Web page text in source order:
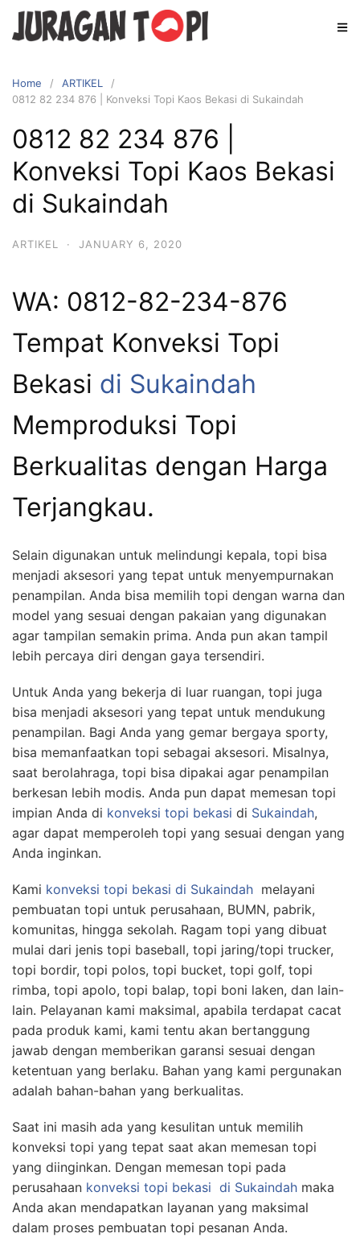
Skip
Home
ARTIKEL
0812 82 234 876 | Konveksi Topi Kaos Bekasi di Sukaindah
0812 82 234 876 |
Konveksi Topi Kaos Bekasi
di Sukaindah
ARTIKEL · JANUARY 6, 2020
WA: 0812-82-234-876
Tempat Konveksi Topi
Bekasi di Sukaindah
Memproduksi Topi
Berkualitas dengan Harga
Terjangkau.
Selain digunakan untuk melindungi kepala, topi bisa
menjadi aksesori yang tepat untuk menyempurnakan
penampilan. Anda bisa memilih topi dengan warna dan
model yang sesuai dengan pakaian yang digunakan
agar tampilan semakin prima. Anda pun akan tampil
lebih percaya diri dengan gaya tersendiri.
Untuk Anda yang bekerja di luar ruangan, topi juga
bisa menjadi aksesori yang tepat untuk mendukung
penampilan. Bagi Anda yang gemar bergaya sporty,
bisa memanfaatkan topi sebagai aksesori. Misalnya,
saat berolahraga, topi bisa dipakai agar penampilan
berkesan lebih modis. Anda pun dapat memesan topi
impian Anda di konveksi topi bekasi di Sukaindah,
agar dapat memperoleh topi yang sesuai dengan yang
Anda inginkan.
Kami konveksi topi bekasi di Sukaindah melayani
pembuatan topi untuk perusahaan, BUMN, pabrik,
komunitas, hingga sekolah. Ragam topi yang dibuat
mulai dari jenis topi baseball, topi jaring/topi trucker,
topi bordir, topi polos, topi bucket, topi golf, topi
rimba, topi apolo, topi balap, topi boni laken, dan lain-
lain. Pelayanan kami maksimal, apabila terdapat cacat
pada produk kami, kami tentu akan bertanggung
jawab dengan memberikan garansi sesuai dengan
ketentuan yang berlaku. Bahan yang kami pergunakan
adalah bahan-bahan yang berkualitas.
Saat ini masih ada yang kesulitan untuk memilih
konveksi topi yang tepat saat akan memesan topi
yang diinginkan. Dengan memesan topi pada
perusahaan konveksi topi bekasi di Sukaindah maka
Anda akan mendapatkan layanan yang maksimal
dalam proses pembuatan topi pesanan Anda.